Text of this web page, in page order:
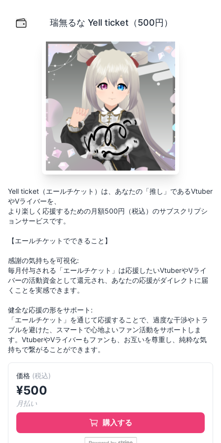
瑞無るな Yell ticket（500円）
Yell ticket（エールチケット）は、あなたの「推し」であるVtuber
やVライバーを、
より楽しく応援するための月額500円（税込）のサブスクリプシ
ョンサービスです。
【エールチケットでできること】
感謝の気持ちを可視化:
毎月付与される「エールチケット」は応援したいVtuberやVライ
バーの活動資金として還元され、あなたの応援がダイレクトに届
くことを実感できます。
健全な応援の形をサポート:
「エールチケット」を通じて応援することで、過度な干渉やトラ
ブルを避けた、スマートで心地よいファン活動をサポートしま
す。VtuberやVライバーもファンも、お互いを尊重し、純粋な気
価格 (税込)
¥500
月払い
購入する